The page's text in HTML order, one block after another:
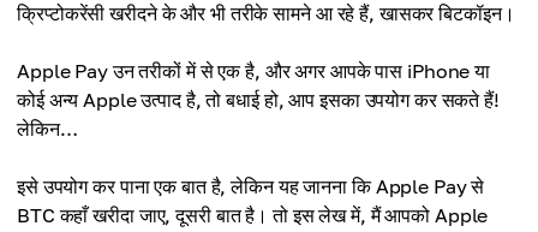
क्रिप्टोकरेंसी खरीदने के और भी तरीके सामने आ रहे हैं, खासकर बिटकॉइन।
Apple Pay उन तरीकों में से एक है, और अगर आपके पास iPhone या
कोई अन्य Apple उत्पाद है, तो बधाई हो, आप इसका उपयोग कर सकते हैं!
लेकिन…
इसे उपयोग कर पाना एक बात है, लेकिन यह जानना कि Apple Pay से
BTC कहाँ खरीदा जाए, दूसरी बात है। तो इस लेख में, मैं आपको Apple